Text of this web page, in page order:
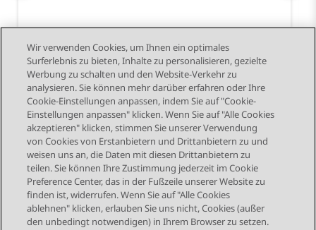
Vorstellung der Avaya Cloud Office
Desktop-Anwendung
STAY CONNECTED
Wir verwenden Cookies, um Ihnen ein optimales
Surferlebnis zu bieten, Inhalte zu personalisieren, gezielte
Werbung zu schalten und den Website-Verkehr zu
analysieren. Sie können mehr darüber erfahren oder Ihre
Cookie-Einstellungen anpassen, indem Sie auf "Cookie-
Einstellungen anpassen" klicken. Wenn Sie auf "Alle Cookies
akzeptieren" klicken, stimmen Sie unserer Verwendung
von Cookies von Erstanbietern und Drittanbietern zu und
weisen uns an, die Daten mit diesen Drittanbietern zu
teilen. Sie können Ihre Zustimmung jederzeit im Cookie
Preference Center, das in der Fußzeile unserer Website zu
finden ist, widerrufen. Wenn Sie auf "Alle Cookies
ablehnen" klicken, erlauben Sie uns nicht, Cookies (außer
den unbedingt notwendigen) in Ihrem Browser zu setzen.